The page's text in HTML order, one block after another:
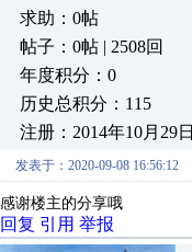
求助：0帖
帖子：0帖 | 2508回
年度积分：0
历史总积分：115
注册：2014年10月29日
发表于：2020-09-08 16:56:12
感谢楼主的分享哦
回复 引用 举报